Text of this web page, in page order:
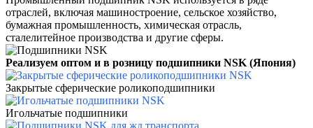
отраслей, включая машиностроение, сельское хозяйство,
бумажная промышленность, химическая отрасль,
сталелитейное производства и другие сферы.
Реализуем оптом и в розницу подшипники NSK (Япония)
Закрытые сферические роликоподшипники
Игольчатые подшипники